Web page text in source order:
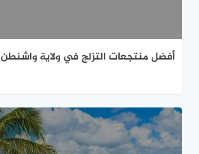
أفضل منتجعات التزلج في ولاية واشنطن